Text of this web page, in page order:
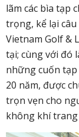
lãm các bìa tạp
trọng, kể lại
Vietnam Golf &
tại; cùng với đó
những cuốn tạp
20 năm, được
trọn vẹn cho
không khí